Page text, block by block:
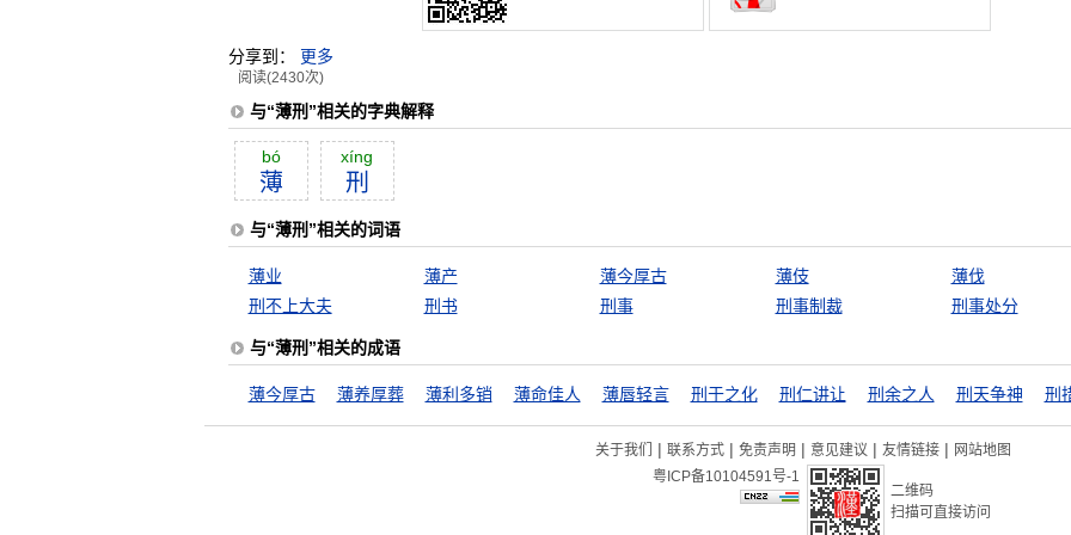
分享到： 更多
阅读(2430次)
与“薄刑”相关的字典解释
bó
薄
xíng
刑
与“薄刑”相关的词语
薄业 薄产 薄今厚古 薄伎
薄伐
刑不上大夫
刑书 刑事 刑事制裁 刑事处分
与“薄刑”相关的成语
薄今厚古 薄养厚葬 薄利多销 薄命佳人 薄唇轻言 刑于之化 刑仁讲让 刑余之人 刑天争神 刑
关于我们 | 联系方式 | 免责声明 | 意见建议 | 友情链接 | 网站地图
粤ICP备10104591号-1
二维码
扫描可直接访问